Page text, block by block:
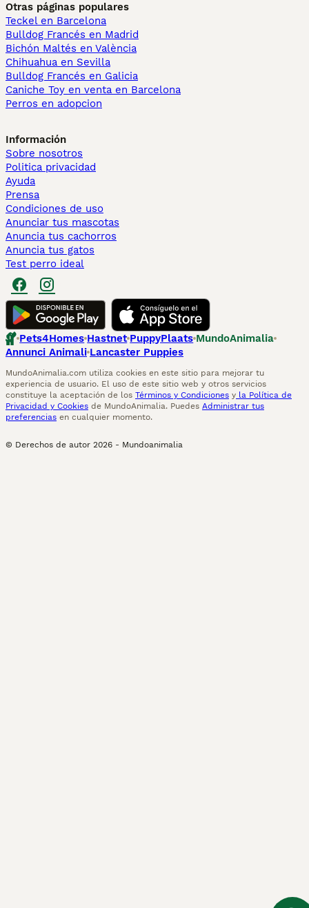
Otras páginas populares
Teckel en Barcelona
Bulldog Francés en Madrid
Bichón Maltés en València
Chihuahua en Sevilla
Bulldog Francés en Galicia
Caniche Toy en venta en Barcelona
Perros en adopcion
Información
Sobre nosotros
Politica privacidad
Ayuda
Prensa
Condiciones de uso
Anunciar tus mascotas
Anuncia tus cachorros
Anuncia tus gatos
Test perro ideal
Pets4Homes Hastnet PuppyPlaats MundoAnimalia
Annunci Animali Lancaster Puppies
MundoAnimalia.com utiliza cookies en este sitio para mejorar tu
experiencia de usuario. El uso de este sitio web y otros servicios
constituye la aceptación de los Términos y Condiciones y la Política de
Privacidad y Cookies de MundoAnimalia. Puedes Administrar tus
preferencias en cualquier momento.
© Derechos de autor 2026 - Mundoanimalia